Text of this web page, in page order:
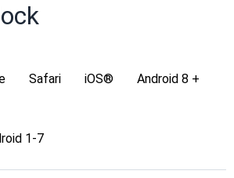
Safari iOS® Android 8 +
1-7